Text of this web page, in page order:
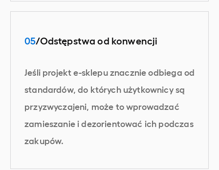
05/Odstępstwa od konwencji
Jeśli projekt e-sklepu znacznie odbiega od
standardów, do których użytkownicy są
przyzwyczajeni, może to wprowadzać
zamieszanie i dezorientować ich podczas
zakupów.